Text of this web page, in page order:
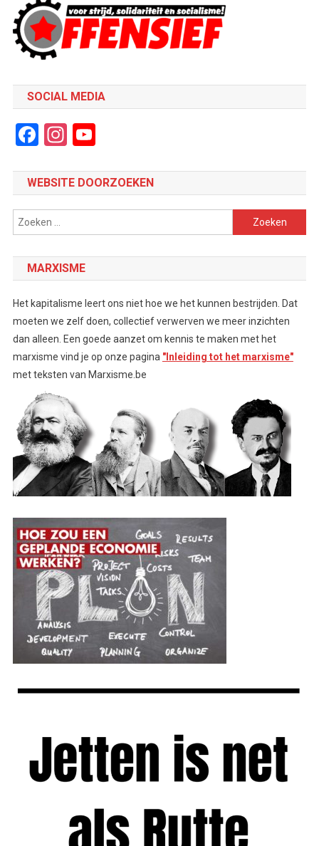
SOCIAL MEDIA
Facebook
Instagram
YouTube
WEBSITE DOORZOEKEN
Zoeken
naar:
MARXISME
Het kapitalisme leert ons niet hoe we het kunnen bestrijden. Dat
moeten we zelf doen, collectief verwerven we meer inzichten
dan alleen. Een goede aanzet om kennis te maken met het
marxisme vind je op onze pagina "Inleiding tot het marxisme"
met teksten van Marxisme.be